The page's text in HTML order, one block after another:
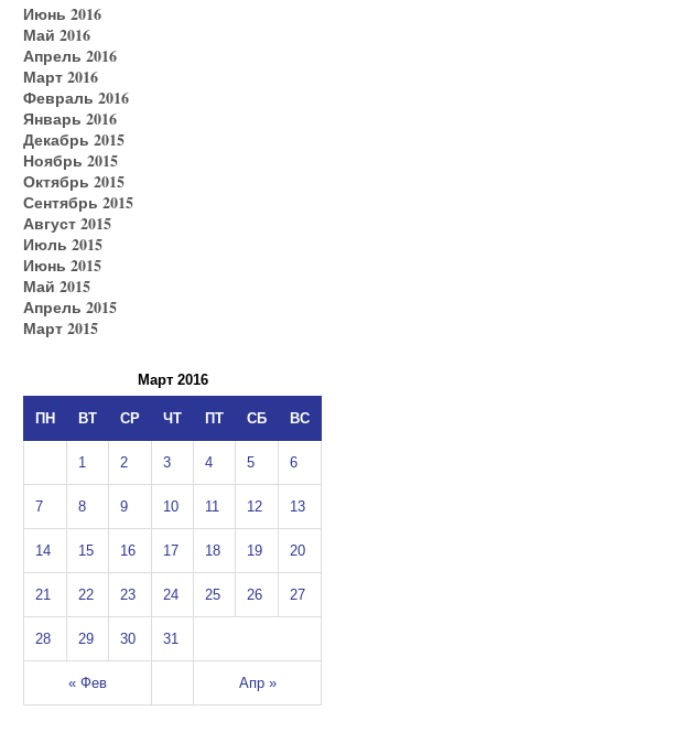
Июнь 2016
Май 2016
Апрель 2016
Март 2016
Февраль 2016
Январь 2016
Декабрь 2015
Ноябрь 2015
Октябрь 2015
Сентябрь 2015
Август 2015
Июль 2015
Июнь 2015
Май 2015
Апрель 2015
Март 2015
Март 2016
ПН ВТ СР ЧТ ПТ СБ ВС
« Фев Апр »
1 2 3 4 5 6
7 8 9 10 11 12 13
14 15 16 17 18 19 20
21 22 23 24 25 26 27
28 29 30 31